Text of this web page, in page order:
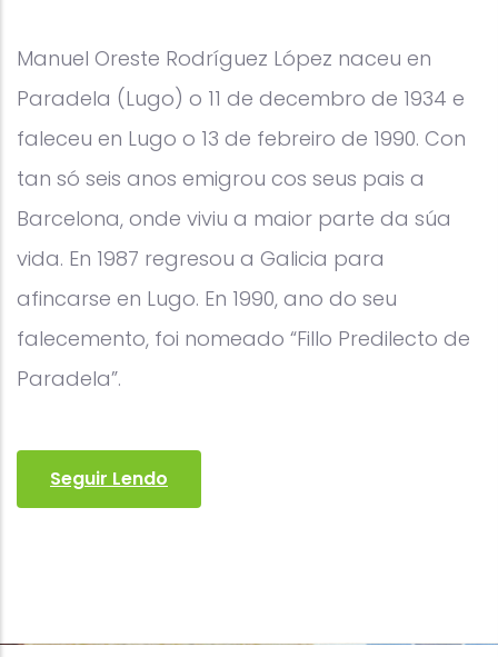
Manuel Oreste Rodríguez López naceu en
Paradela (Lugo) o 11 de decembro de 1934 e
faleceu en Lugo o 13 de febreiro de 1990. Con
tan só seis anos emigrou cos seus pais a
Barcelona, onde viviu a maior parte da súa
vida. En 1987 regresou a Galicia para
afincarse en Lugo. En 1990, ano do seu
falecemento, foi nomeado “Fillo Predilecto de
Paradela”.
Seguir Lendo